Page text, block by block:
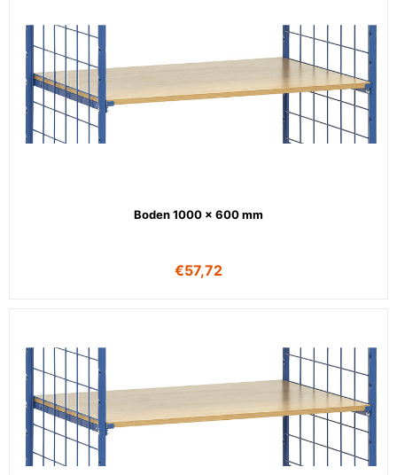
Boden 1000 x 600 mm
€57,72